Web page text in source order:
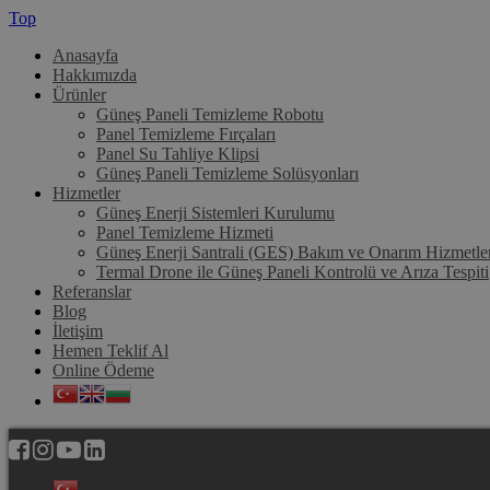
Top
Anasayfa
Hakkımızda
Ürünler
Güneş Paneli Temizleme Robotu
Panel Temizleme Fırçaları
Panel Su Tahliye Klipsi
Güneş Paneli Temizleme Solüsyonları
Hizmetler
Güneş Enerji Sistemleri Kurulumu
Panel Temizleme Hizmeti
Güneş Enerji Santrali (GES) Bakım ve Onarım
Termal Drone ile Güneş Paneli Kontrolü ve Arıza Tespiti
Referanslar
Blog
İletişim
Hemen Teklif Al
Online Ödeme